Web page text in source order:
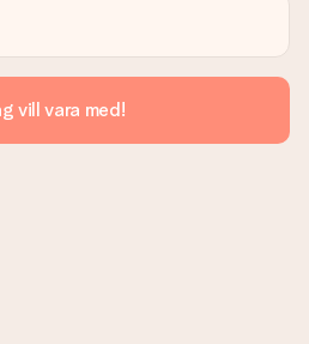
hjälper dig gärna med att hitta en
med produkten?
produkten. Din faktura
och du hittar även dina
vill vara med!